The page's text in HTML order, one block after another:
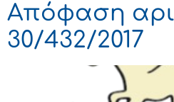
Απόφαση
30/432/2017